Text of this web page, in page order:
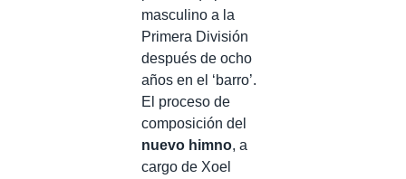
masculino a la
Primera División
después de ocho
años en el ‘barro’.
El proceso de
composición del
nuevo himno, a
cargo de Xoel